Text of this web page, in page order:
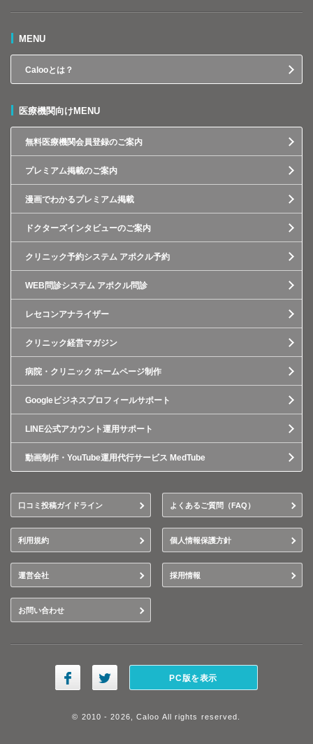
MENU
Calooとは？
医療機関向けMENU
無料医療機関会員登録のご案内
プレミアム掲載のご案内
漫画でわかるプレミアム掲載
ドクターズインタビューのご案内
クリニック予約システム アポクル予約
WEB問診システム アポクル問診
レセコンアナライザー
クリニック経営マガジン
病院・クリニック ホームページ制作
Googleビジネスプロフィールサポート
LINE公式アカウント運用サポート
動画制作・YouTube運用代行サービス MedTube
口コミ投稿ガイドライン よくあるご質問（FAQ）
利用規約 個人情報保護方針
運営会社 採用情報
お問い合わせ
PC版を表示
© 2010 - 2026, Caloo All rights reserved.